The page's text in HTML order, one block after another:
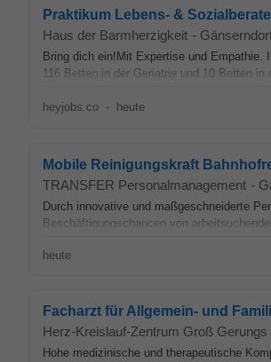
Praktikum Lebens- &
Haus der Barmherzigkeit -
Bring dich ein!Mit Expertise und Empathie.
116 Betten in der Geriatrie und 10 Betten
heyjobs.co - heute
Mobile Reinigungskraft
TRANSFER Personalmanagement -
Durch innovative und maßgeschneiderte
Beschäftigungschancen von
heute
Facharzt für Allgemein- und
Herz-Kreislauf-Zentrum Groß Gerungs
Hohe medizinische und therapeutische